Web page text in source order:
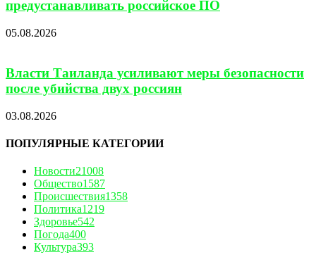
предустанавливать российское ПО
05.08.2026
Власти Таиланда усиливают меры безопасности
после убийства двух россиян
03.08.2026
ПОПУЛЯРНЫЕ КАТЕГОРИИ
Новости21008
Общество1587
Происшествия1358
Политика1219
Здоровье542
Погода400
Культура393